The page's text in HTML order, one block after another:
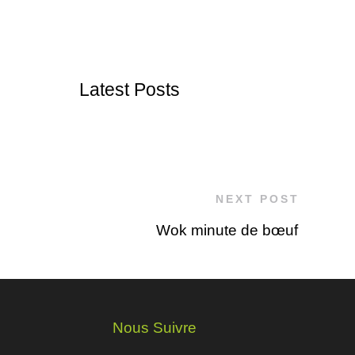
Latest Posts
NEXT POST
Wok minute de bœuf
Nous Suivre